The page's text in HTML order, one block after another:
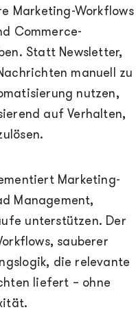
Marketing-Workflows
Commerce-
Statt Newsletter,
manuell zu
nutzen,
auf Verhalten,
Marketing-
Management,
unterstützen. Der
sauberer
die relevante
liefert – ohne